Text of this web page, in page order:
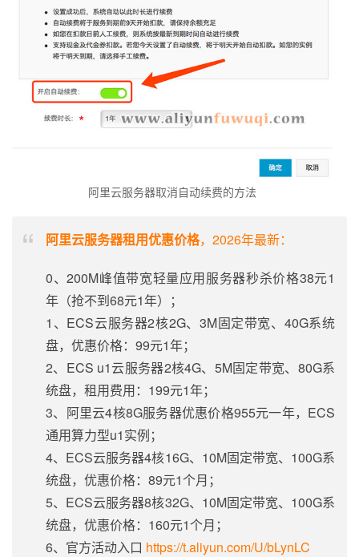
阿里云服务器取消自动续费的方法
阿里云服务器租用优惠价格，2026年最新：
0、200M峰值带宽轻量应用服务器秒杀价格38元1
年（抢不到68元1年）；
1、ECS云服务器2核2G、3M固定带宽、40G系统
盘，优惠价格：99元1年；
2、ECS u1云服务器2核4G、5M固定带宽、80G系
统盘，租用费用：199元1年；
3、阿里云4核8G服务器优惠价格955元一年，ECS
通用算力型u1实例；
4、ECS云服务器4核16G、10M固定带宽、100G系
统盘，优惠价格：89元1个月；
5、ECS云服务器8核32G、10M固定带宽、100G系
统盘，优惠价格：160元1个月；
6、官方活动入口 https://t.aliyun.com/U/bLynLC